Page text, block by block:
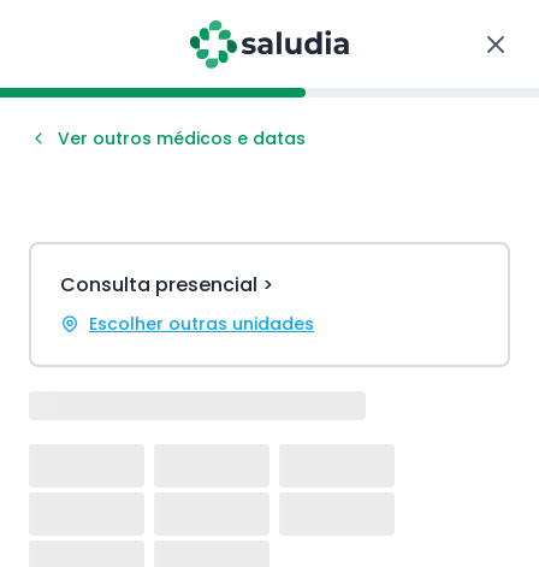
Ver outros médicos e datas
Consulta presencial >
Escolher outras unidades